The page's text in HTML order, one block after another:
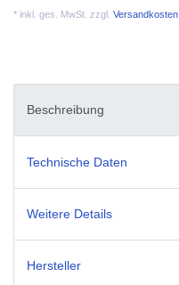
* inkl. ges. MwSt. zzgl. Versandkosten
Beschreibung
Technische Daten
Weitere Details
Hersteller